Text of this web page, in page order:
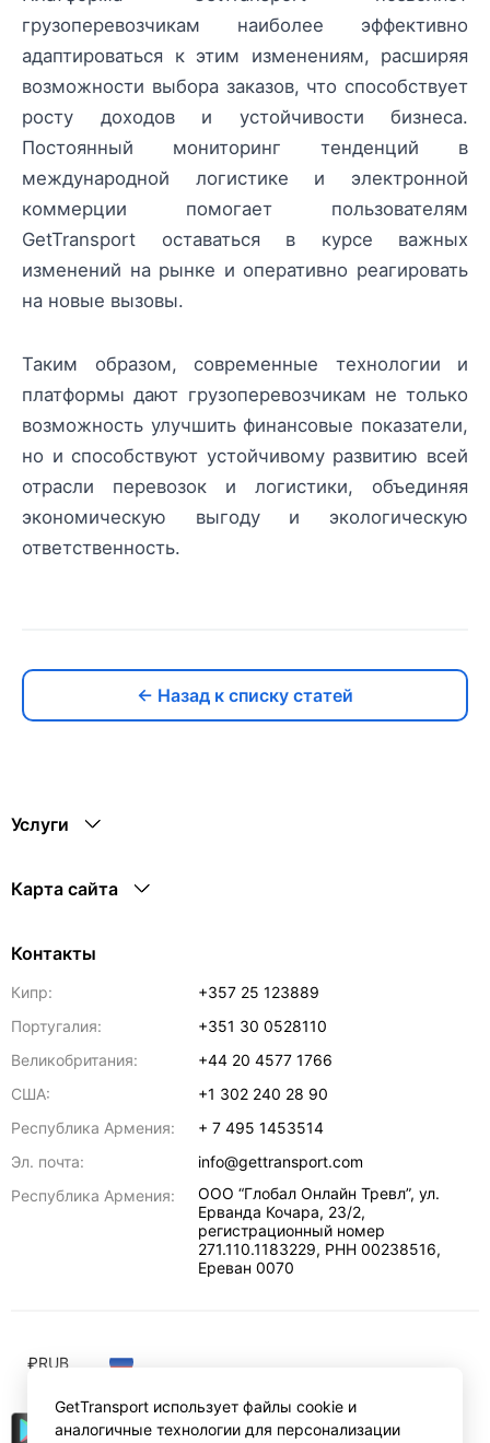
грузоперевозчикам наиболее эффективно
адаптироваться к этим изменениям, расширяя
возможности выбора заказов, что способствует
росту доходов и устойчивости бизнеса.
Постоянный мониторинг тенденций в
международной логистике и электронной
коммерции помогает пользователям
GetTransport оставаться в курсе важных
изменений на рынке и оперативно реагировать
на новые вызовы.
Таким образом, современные технологии и
платформы дают грузоперевозчикам не только
возможность улучшить финансовые показатели,
но и способствуют устойчивому развитию всей
отрасли перевозок и логистики, объединяя
экономическую выгоду и экологическую
ответственность.
← Назад к списку статей
Услуги
Карта сайта
Контакты
Кипр:
+357 25 123889
Португалия:
+351 30 0528110
Великобритания:
+44 20 4577 1766
США:
+1 302 240 28 90
Республика Армения:
+ 7 495 1453514
Эл. почта:
info@gettransport.com
Республика Армения:
ООО “Глобал Онлайн Тревл”, ул.
Ерванда Кочара, 23/2,
регистрационный номер
271.110.1183229, РНН 00238516,
Ереван 0070
₽RUB
GetTransport использует файлы cookie и
аналогичные технологии для персонализации